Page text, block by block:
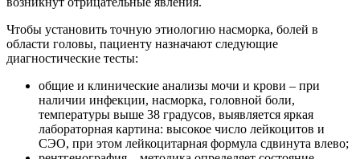
Чтобы установить точную этиологию насморка, болей в
области головы, пациенту назначают следующие
диагностические тесты:
общие и клинические анализы мочи и крови – при
наличии инфекции, насморка, головной боли,
температуры выше 38 градусов, выявляется яркая
лабораторная картина: высокое число лейкоцитов и
СЭО, при этом лейкоцитарная формула сдвинута влево;